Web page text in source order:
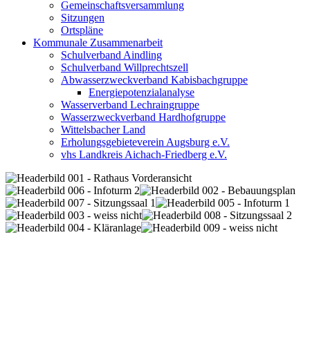
Gemeinschaftsversammlung
Sitzungen
Ortspläne
Kommunale Zusammenarbeit
Schulverband Aindling
Schulverband Willprechtszell
Abwasserzweckverband Kabisbachgruppe
Energiepotenzialanalyse
Wasserverband Lechraingruppe
Wasserzweckverband Hardhofgruppe
Wittelsbacher Land
Erholungsgebieteverein Augsburg e.V.
vhs Landkreis Aichach-Friedberg e.V.